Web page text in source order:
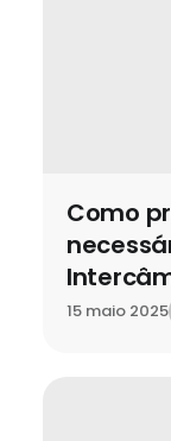
Como
15 maio 2025